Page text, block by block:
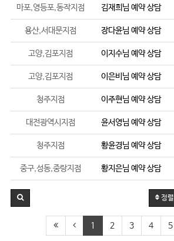
마포,영등포,동작지점 김재희님 예약 상담
용산,서대문지점 장다윤님 예약 상담
고양,김포지점 이지수님 예약 상담
고양,김포지점 이은비 님 예약 상담
청주지점 이주현님 예약 상담
대전광역시지점 윤서영님 예약 상담
청주지점 황윤경님 예약 상담
중구,성동,중랑지점 황지은님 예약 상담
정렬
1 2 3 4 5